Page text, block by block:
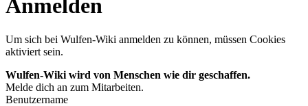
Anmelden
Um sich bei Wulfen-Wiki anmelden zu können, müssen Cookies
aktiviert sein.
Wulfen-Wiki wird von Menschen wie dir geschaffen.
Melde dich an zum Mitarbeiten.
Benutzername